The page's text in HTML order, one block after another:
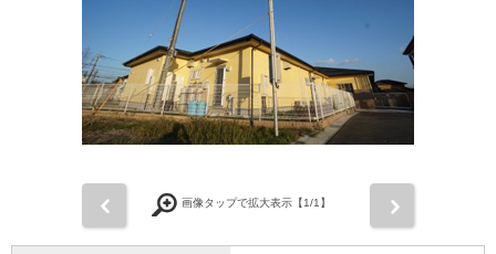
画像タップで拡大表示【1/1】